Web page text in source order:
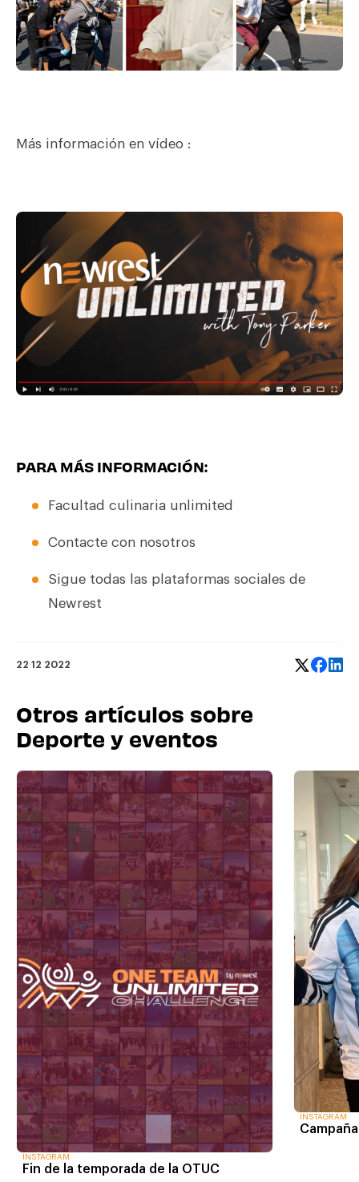
Más información en vídeo :
PARA MÁS INFORMACIÓN:
Facultad culinaria unlimited
Contacte con nosotros
Sigue todas las plataformas sociales de
Newrest
22 12 2022
Otros artículos sobre
Deporte y eventos
INSTAGRAM
Fin de la temporada de la OTUC
INSTAGRAM